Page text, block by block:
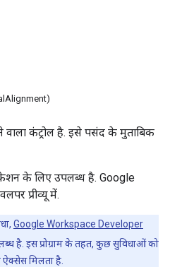
कंट्रोल है. इसे पसंद के मुताबिक
के लिए उपलब्ध है. Google
प्रीव्यू में.
Google Workspace Developer
है. इस प्रोग्राम के तहत, कुछ सुविधाओं को
मिलता है.